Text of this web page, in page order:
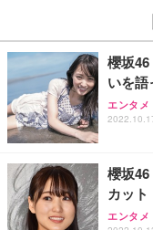
櫻坂
いを
エンタメ
櫻坂
カット
エンタメ